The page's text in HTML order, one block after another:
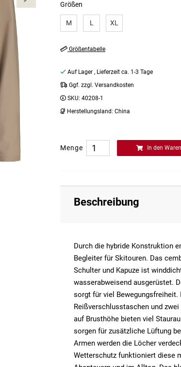
Größen
M L XL
Größentabelle
Auf Lager , Lieferzeit ca. 1-3 Tage
Ggf. zzgl. Versandkosten
SKU: 40208-1
Herstellungsland: China
Menge In den
Beschreibung
Durch die hybride Konstruktion
Begleiter für Skitouren. Das
Schulter und Kapuze ist
wasserabweisend ausgerüstet.
sorgt für viel Bewegungsfreiheit.
Reißverschlusstaschen und
auf Brusthöhe bieten viel
sorgen für zusätzliche Lüftung
Armen werden die Löcher
Wetterschutz funktioniert diese